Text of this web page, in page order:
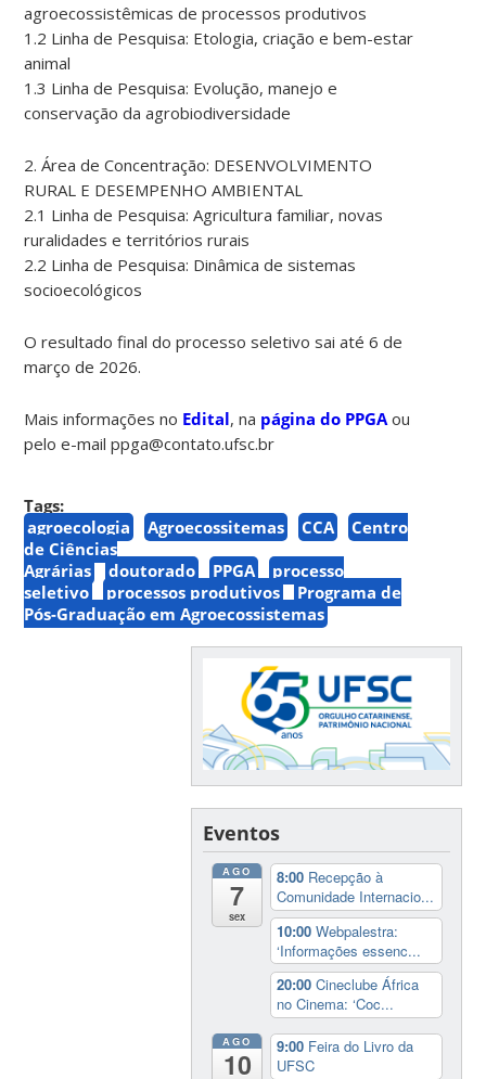
agroecossistêmicas de processos produtivos
1.2 Linha de Pesquisa: Etologia, criação e bem-estar
animal
1.3 Linha de Pesquisa: Evolução, manejo e
conservação da agrobiodiversidade
2. Área de Concentração: DESENVOLVIMENTO
RURAL E DESEMPENHO AMBIENTAL
2.1 Linha de Pesquisa: Agricultura familiar, novas
ruralidades e territórios rurais
2.2 Linha de Pesquisa: Dinâmica de sistemas
socioecológicos
O resultado final do processo seletivo sai até 6 de
março de 2026.
Mais informações no Edital, na página do PPGA ou
pelo e-mail ppga@contato.ufsc.br
Tags:
agroecologia
Agroecossitemas CCA
Centro
de Ciências
Agrárias
doutorado PPGA
processo
seletivo
processos produtivos
Programa de
Pós-Graduação em Agroecossistemas
Eventos
AGO
7
sex
8:00 Recepção à
Comunidade Internacio...
10:00Webpalestra:
‘Informações essenc...
20:00Cineclube África
no Cinema: ‘Coc...
AGO
10
9:00 Feira do Livro da
UFSC